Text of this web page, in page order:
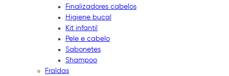
Finalizadores cabelos
Higiene bucal
Kit infantil
Pele e cabelo
Sabonetes
Shampoo
Fraldas